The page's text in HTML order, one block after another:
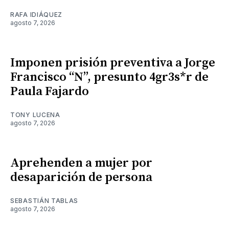
RAFA IDIÁQUEZ
agosto 7, 2026
Imponen prisión preventiva a Jorge
Francisco “N”, presunto 4gr3s*r de
Paula Fajardo
TONY LUCENA
agosto 7, 2026
Aprehenden a mujer por
desaparición de persona
SEBASTIÁN TABLAS
agosto 7, 2026